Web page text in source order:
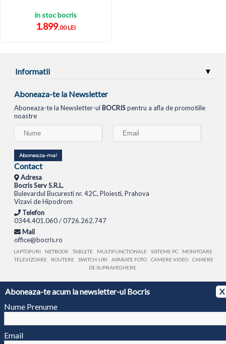
Aboneaza-te acum la newsletter-ul Bocris
X
Nume Prenume
Email
in stoc bocris
1.899,00 LEI
Informatii
Aboneaza-te la Newsletter
Aboneaza-te la Newsletter-ul BOCRISpentru a afla de promotiile
noastre
Aboneaza-ma!
Contact
Adresa
Bocris Serv S.R.L.
Bulevardul Bucuresti nr. 42C, Ploiesti, Prahova
Vizavi de Hipodrom
Telefon
0344.401.060 / 0726.262.747
Mail
office@bocris.ro
LAPTOPURI NETBOOK TABLETE MULTIFUNCTIONALE SISTEME PC
MONITOARE
TELEVIZOARE
ROUTERE SWITCH-URI APARATE FOTO CAMERE VIDEO
CAMERE
DE SUPRAVEGHERE
© 1994 - 2026 BOCRIS SERV S.R.L. | CUI: RO6260085, REG. COM.: J29/2413/1994